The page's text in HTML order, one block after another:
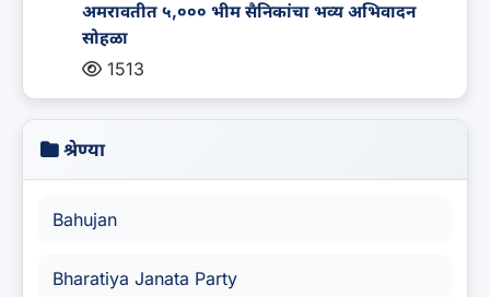
अमरावतीत ५,००० भीम सैनिकांचा भव्य अभिवादन
सोहळा
1513
श्रेण्या
Bahujan
Bharatiya Janata Party